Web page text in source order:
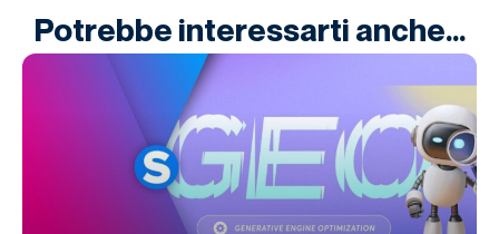
Potrebbe interessarti anche...